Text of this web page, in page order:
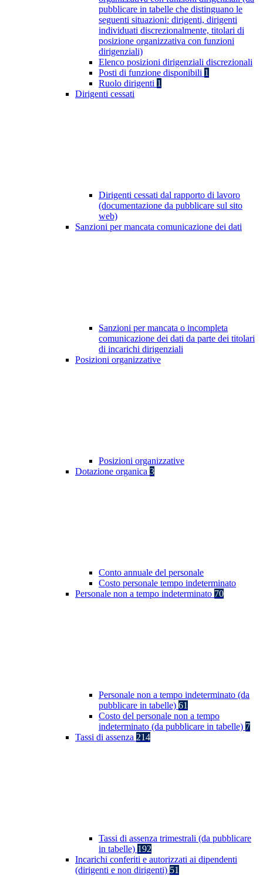
pubblicare in tabelle che distinguano le
seguenti situazioni: dirigenti, dirigenti
individuati discrezionalmente, titolari di
posizione organizzativa con funzioni
dirigenziali)
Elenco posizioni dirigenziali discrezionali
Posti di funzione disponibili 1
Ruolo dirigenti 1
Dirigenti cessati
Dirigenti cessati dal rapporto di lavoro
(documentazione da pubblicare sul sito
web)
Sanzioni per mancata comunicazione dei dati
Sanzioni per mancata o incompleta
comunicazione dei dati da parte dei titolari
di incarichi dirigenziali
Posizioni organizzative
Posizioni organizzative
Dotazione organica 3
Conto annuale del personale
Costo personale tempo indeterminato
Personale non a tempo indeterminato 70
Personale non a tempo indeterminato (da
pubblicare in tabelle) 61
Costo del personale non a tempo
indeterminato (da pubblicare in tabelle) 7
Tassi di assenza 214
Tassi di assenza trimestrali (da pubblicare
in tabelle) 192
Incarichi conferiti e autorizzati ai dipendenti
(dirigenti e non dirigenti) 51